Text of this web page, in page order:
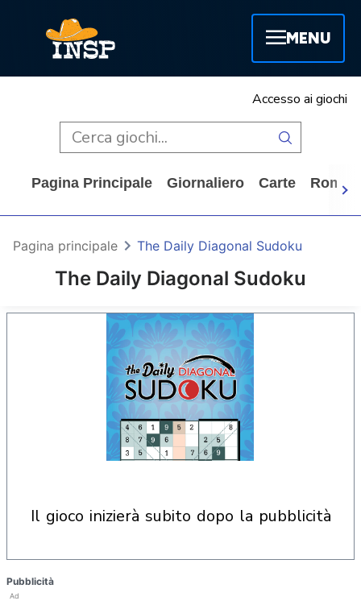
MENU
Accesso ai giochi
Pagina Principale Giornaliero Carte
The Daily Diagonal Sudoku
Pagina principale The Daily Diagonal Sudoku
il gioco inizierà subito dopo la pubblicità
Pubblicità
Ad